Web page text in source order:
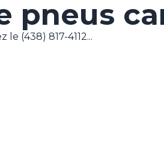
pneus
(438) 817-4112...